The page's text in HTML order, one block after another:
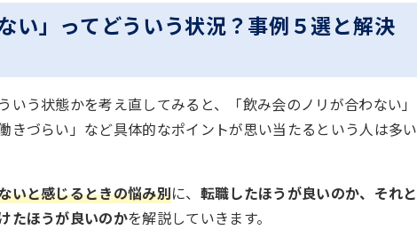
い」ってどういう状況？事例５選と解決
いう状態かを考え直してみると、「飲み会のノリが合わない」
きづらい」など具体的なポイントが思い当たるという人は多い
いと感じるときの悩み別に、 転職したほうが良いのか、それと
たほうが良いのかを解説していきます。